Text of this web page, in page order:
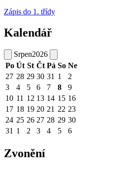
Zápis do 1. třídy
Kalendář
Srpen2026
Po Út St Čt Pá So Ne
27 28 29 30 31 1
2
3
4 5 6 7 8
9
10 11 12 13 14 15 16
17 18 19 20 21 22 23
24 25 26 27 28 29 30
31 1 2 3 4 5 6
Zvonění